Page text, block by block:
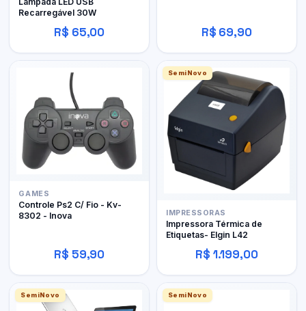
Recarregável 30W
R$ 65,00 R$ 69,90
GAMES
Controle Ps2 C/ Fio - Kv-
8302 - Inova
R$ 59,90
SemiNovo
IMPRESSORAS
Impressora Térmica de
Etiquetas- Elgin L42
R$ 1.199,00
SemiNovo SemiNovo